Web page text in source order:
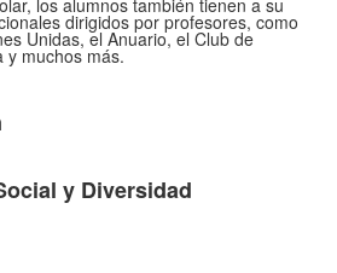
los alumnos también tienen a su
dirigidos por profesores, como
Unidas, el Anuario, el Club de
y muchos más.
y Diversidad